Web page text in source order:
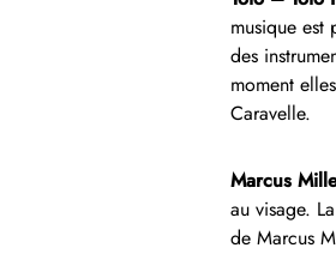
musique est
des
moment
Caravelle.
Marcus
au visage.
de Marcus